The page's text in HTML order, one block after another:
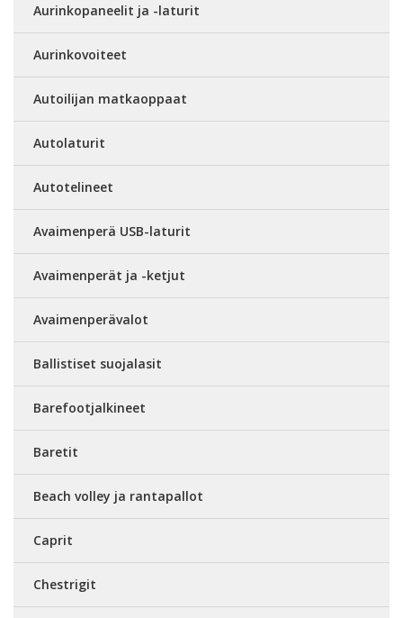
Aurinkopaneelit ja -laturit
Aurinkovoiteet
Autoilijan matkaoppaat
Autolaturit
Autotelineet
Avaimenperä USB-laturit
Avaimenperät ja -ketjut
Avaimenperävalot
Ballistiset suojalasit
Barefootjalkineet
Baretit
Beach volley ja rantapallot
Caprit
Chestrigit